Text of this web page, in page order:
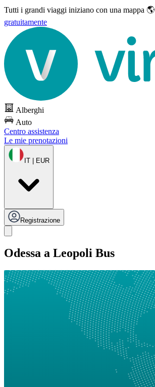
Tutti i grandi viaggi iniziano con una mappa 🌎
gratuitamente
Alberghi
Auto
Centro assistenza
Le mie prenotazioni
IT | EUR
Registrazione
Odessa a Leopoli Bus